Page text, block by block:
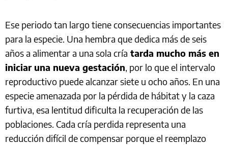
Ese periodo tan largo tiene consecuencias importantes
para la especie. Una hembra que dedica más de seis
años a alimentar a una sola cría tarda mucho más en
iniciar una nueva gestación, por lo que el intervalo
reproductivo puede alcanzar siete u ocho años. En una
especie amenazada por la pérdida de hábitat y la caza
furtiva, esa lentitud dificulta la recuperación de las
poblaciones. Cada cría perdida representa una
reducción difícil de compensar porque el reemplazo